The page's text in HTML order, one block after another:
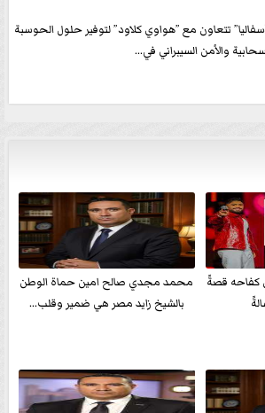
تتعاون مع ”هواوي كلاود” لتوفير حلول الحوسبة
والأمن السيبراني في...
كفاحه قصةً
محمد مجدي صالح امين حماة الوطن
بالشيخ زايد مصر هي ضمير وقلب...